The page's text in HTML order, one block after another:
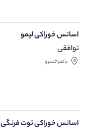
اسانس خوراکی لیمو
توافقی
ناصرخسرو
اسانس خوراکی توت فرنگی